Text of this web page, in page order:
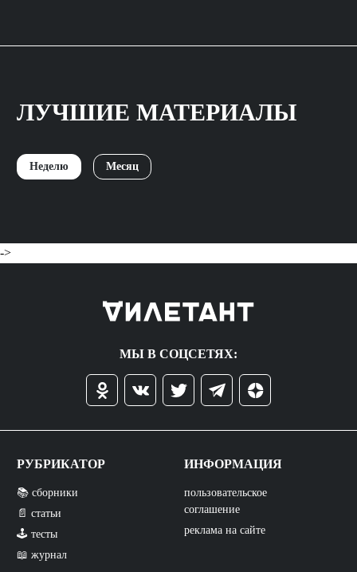
ЛУЧШИЕ МАТЕРИАЛЫ
Неделю Месяц
->
МЫ В СОЦСЕТЯХ:
РУБРИКАТОР
📚 сборники
📄 статьи
🕹️ тесты
📖 журнал
ИНФОРМАЦИЯ
пользовательское
соглашение
реклама на сайте